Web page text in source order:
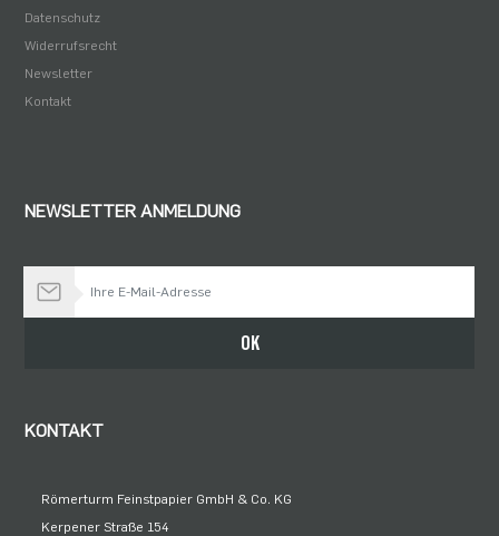
Datenschutz
Widerrufsrecht
Newsletter
Kontakt
NEWSLETTER ANMELDUNG
OK
KONTAKT
Römerturm Feinstpapier GmbH & Co. KG
Kerpener Straße 154